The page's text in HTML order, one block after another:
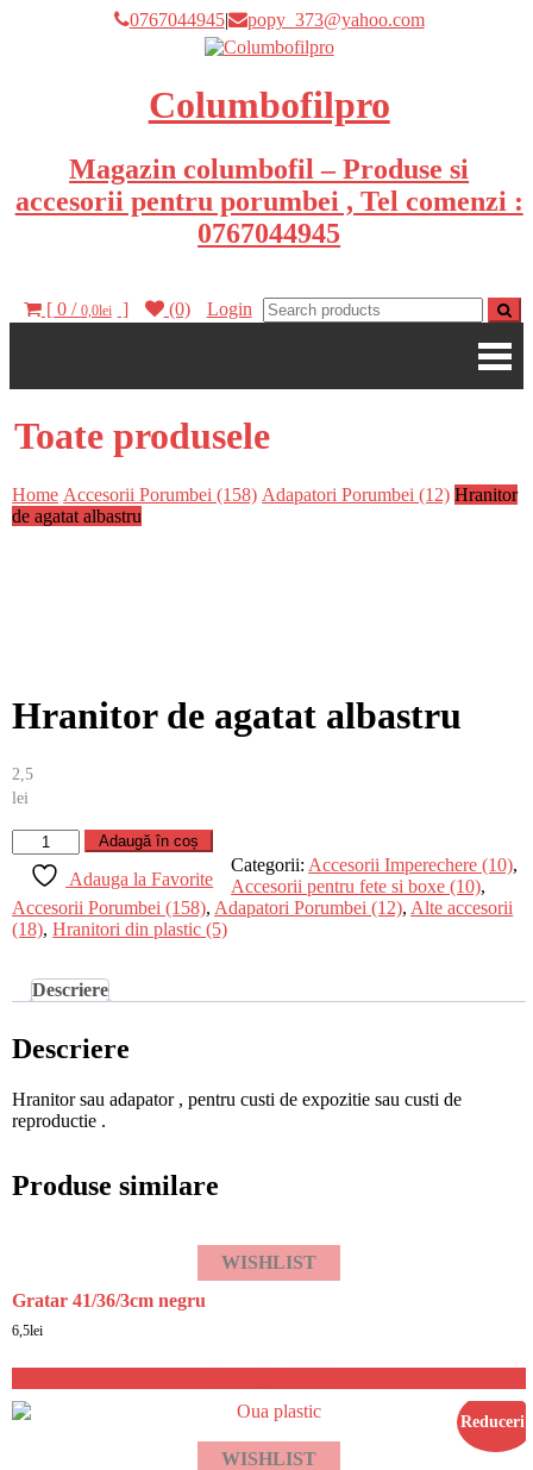
0767044945| popy_373@yahoo.com
Columbofilpro
Magazin columbofil – Produse si
accesorii pentru porumbei , Tel comenzi :
0767044945
[ 0 / 0,0lei ] (0) Login
Toate produsele
Home Accesorii Porumbei (158) Adapatori Porumbei (12) Hranitor
de agatat albastru
Hranitor de agatat albastru
2,5
lei
Cantitate
Hranitor
agatat
albastru
Adaugă în coș
Adauga la Favorite
Categorii: Accesorii Imperechere (10),
Accesorii pentru fete si boxe (10),
Accesorii Porumbei (158), Adapatori Porumbei (12), Alte accesorii
(18),Hranitori din plastic (5)
Descriere
Descriere
Hranitor sau adapator , pentru custi de expozitie sau custi de
reproductie .
Produse similare
WISHLIST
Gratar 41/36/3cm negru
6,5lei
Reduceri!
WISHLIST